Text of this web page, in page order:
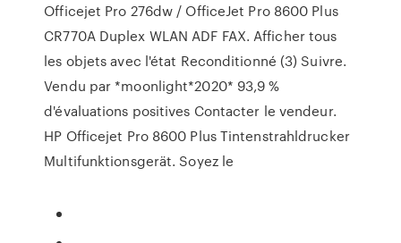
Officejet Pro 276dw / OfficeJet Pro 8600 Plus
CR770A Duplex WLAN ADF FAX. Afficher tous
les objets avec l'état Reconditionné (3) Suivre.
Vendu par *moonlight*2020* 93,9 %
d'évaluations positives Contacter le vendeur.
HP Officejet Pro 8600 Plus Tintenstrahldrucker
Multifunktionsgerät. Soyez le